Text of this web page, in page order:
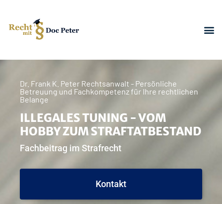
Dr. Frank K. Peter Rechtsanwalt - Persönliche
Betreuung und Fachkompetenz für Ihre rechtlichen
Belange
ILLEGALES TUNING - VOM
HOBBY ZUM STRAFTATBESTAND
Fachbeitrag im Strafrecht
Kontakt